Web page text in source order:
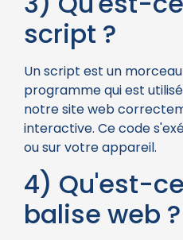
script ?
Un script est un
programme qui est
notre site web
interactive. Ce code
ou sur votre appareil.
4) Qu'est-
balise web ?